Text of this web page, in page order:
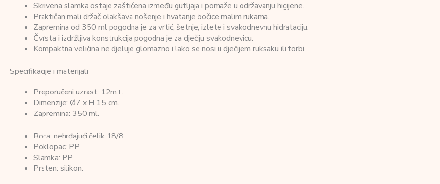
Skrivena slamka ostaje zaštićena između gutljaja i pomaže u održavanju higijene.
Praktičan mali držač olakšava nošenje i hvatanje bočice malim rukama.
Zapremina od 350 ml pogodna je za vrtić, šetnje, izlete i svakodnevnu hidrataciju.
Čvrsta i izdržljiva konstrukcija pogodna je za dječiju svakodnevicu.
Kompaktna veličina ne djeluje glomazno i lako se nosi u dječijem ruksaku ili torbi.
Specifikacije i materijali
Preporučeni uzrast: 12m+.
Dimenzije: Ø7 x H 15 cm.
Zapremina: 350 ml.
Boca: nehrđajući čelik 18/8.
Poklopac: PP.
Slamka: PP.
Prsten: silikon.